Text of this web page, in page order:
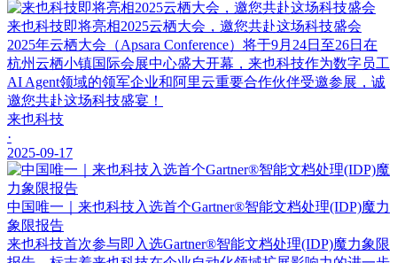
来也科技即将亮相2025云栖大会，邀您共赴这场科技盛会
2025年云栖大会（Apsara Conference）将于9月24日至26日在
杭州云栖小镇国际会展中心盛大开幕，来也科技作为数字员工
AI Agent领域的领军企业和阿里云重要合作伙伴受邀参展，诚
邀您共赴这场科技盛宴！
来也科技
·
2025-09-17
中国唯一｜来也科技入选首个Gartner®智能文档处理(IDP)魔力
象限报告
来也科技首次参与即入选Gartner®智能文档处理(IDP)魔力象限